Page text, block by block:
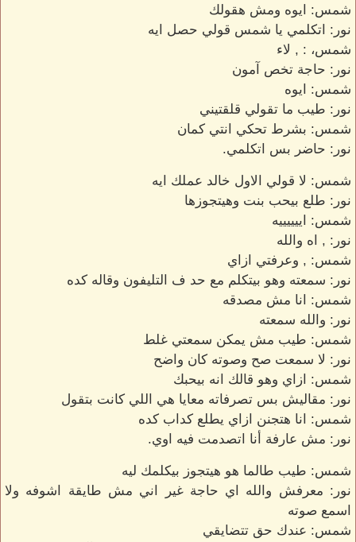
شمس: ايوه ومش هقولك
نور: اتكلمي يا شمس قولي حصل ايه
شمس، : , لاء
نور: حاجة تخص آمون
شمس: ايوه
نور: طيب ما تقولي قلقتيني
شمس: بشرط تحكي انتي كمان
نور: حاضر بس اتكلمي.
شمس: لا قولي الاول خالد عملك ايه
نور: طلع بيحب بنت وهيتجوزها
شمس: اييييييه
نور: , اه والله
شمس: , وعرفتي ازاي
نور: سمعته وهو بيتكلم مع حد ف التليفون وقاله كده
شمس: انا مش مصدقه
نور: والله سمعته
شمس: طيب مش يمكن سمعتي غلط
نور: لا سمعت صح وصوته كان واضح
شمس: ازاي وهو قالك انه بيحبك
نور: مقاليش بس تصرفاته معايا هي اللي كانت بتقول
شمس: انا هتجنن ازاي يطلع كداب كده
نور: مش عارفة أنا اتصدمت فيه اوي.
شمس: طيب طالما هو هيتجوز بيكلمك ليه
نور: معرفش والله اي حاجة غير اني مش طايقة اشوفه ولا
اسمع صوته
شمس: عندك حق تتضايقي